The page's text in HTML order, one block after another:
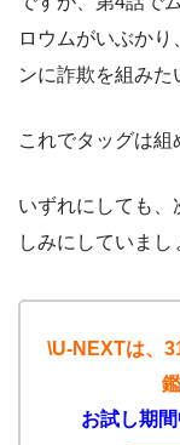
ロウムがいぶか
ンに詐欺を組みた
これでタッグは組
いずれにしても、
しみにしていまし
\U-NEXTは、
お試し期